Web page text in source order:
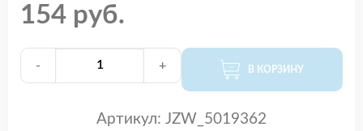
154 руб.
- + В КОРЗИНУ
Артикул: JZW_5019362